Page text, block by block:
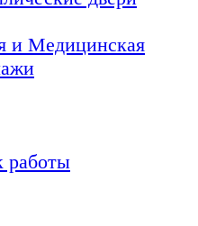
и Медицинская
работы